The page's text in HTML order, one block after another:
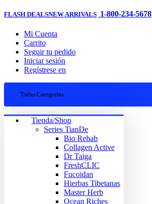
FLASH DEALSNEW ARRIVALS 1-800-234-5678
Mi Cuenta
Carrito
Seguir tu pedido
Iniciar sesión
Regístrese en
Todas Categorias
Tienda/Shop
Series TianDe
Bio Rehab
Collagen Active
Dr Taiga
FreshCLIC
Fucoidan
Hierbas Tibetanas
Master Herb
Ocean Riches